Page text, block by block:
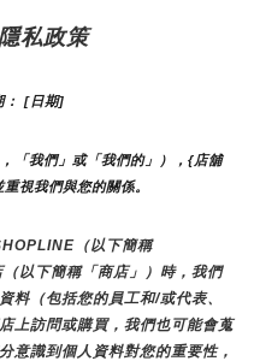
私政策
： [日期]
「我們」或「我們的」），{店舖
視我們與您的關係。
（以下簡稱
以下簡稱「商店」）時，我們
料（包括您的員工和/或代表、
上訪問或購買，我們也可能會蒐
意識到個人資料對您的重要性，